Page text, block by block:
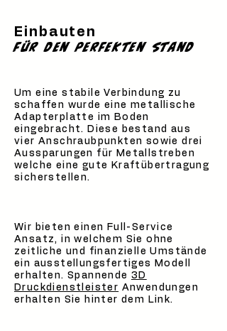
Einbauten
für den perfekten stand
Um eine stabile Verbindung zu
schaffen wurde eine metallische
Adapterplatte im Boden
eingebracht. Diese bestand aus
vier Anschraubpunkten sowie drei
Aussparungen für Metallstreben
welche eine gute Kraftübertragung
sicherstellen.
Wir bieten einen Full-Service
Ansatz, in welchem Sie ohne
zeitliche und finanzielle Umstände
ein ausstellungsfertiges Modell
erhalten. Spannende 3D
Druckdienstleister Anwendungen
erhalten Sie hinter dem Link.